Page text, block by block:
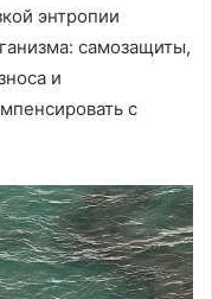
энтропии
самозащиты,
и
с